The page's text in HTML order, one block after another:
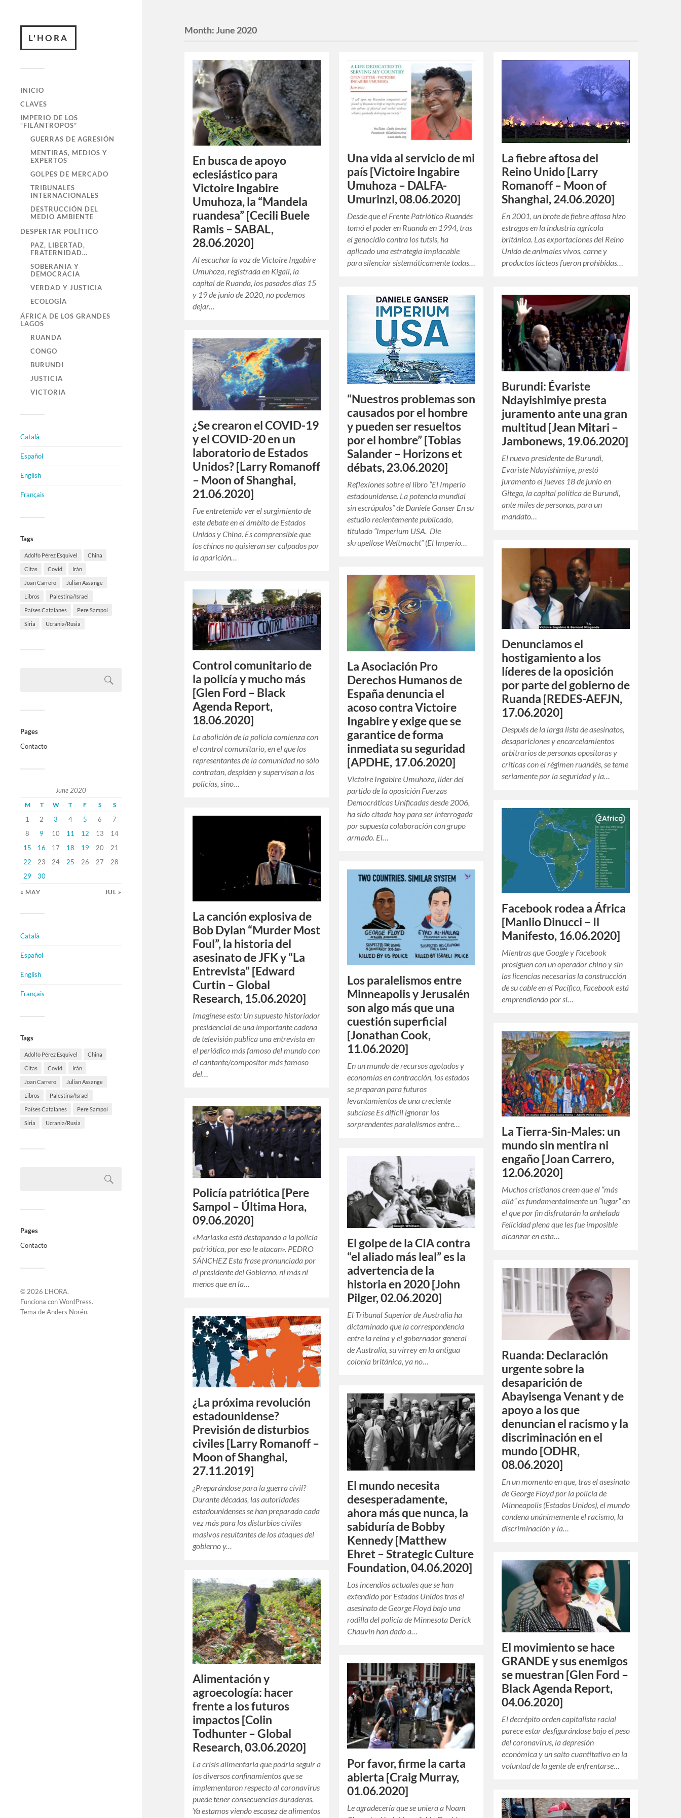
L'HORA
INICIO
CLAVES
IMPERIO DE LOS
“FILÁNTROPOS”
GUERRAS DE AGRESIÓN
MENTIRAS, MEDIOS Y
EXPERTOS
GOLPES DE MERCADO
TRIBUNALES
INTERNACIONALES
DESTRUCCIÓN DEL
MEDIO AMBIENTE
DESPERTAR POLÍTICO
PAZ, LIBERTAD,
FRATERNIDAD…
SOBERANIA Y
DEMOCRACIA
VERDAD Y JUSTICIA
ECOLOGÍA
ÁFRICA DE LOS GRANDES
LAGOS
RUANDA
CONGO
BURUNDI
JUSTICIA
VICTORIA
Català
Español
English
Français
Tags
Adolfo Pérez Esquivel China
Citas Covid Irán
Joan Carrero Julian Assange
Libros Palestina/Israel
Países Catalanes Pere Sampol
Siria Ucrania/Rusia
Pages
Contacto
June 2020
M T W T F S S
1 2 3 4 5 6
7
8
9 10 11 12 13
14
15
16 17 18 19 20
21
22
23 24 25 26 27
28
29
30
« MAY JUL »
Català
Español
English
Français
Tags
Adolfo Pérez Esquivel China
Citas Covid Irán
Joan Carrero Julian Assange
Libros Palestina/Israel
Países Catalanes Pere Sampol
Siria Ucrania/Rusia
Pages
Contacto
© 2026 L'HORA.
Funciona conWordPress.
Tema deAnders Norén.
Month:June 2020
En busca de apoyo
eclesiástico para
Victoire Ingabire
Umuhoza, la “Mandela
ruandesa” [Cecili Buele
Ramis – SABAL,
28.06.2020]
Al escuchar la voz de Victoire Ingabire
Umuhoza, registrada en Kigali, la
capital de Ruanda, los pasados ​​días 15
y 19 de junio de 2020, no podemos
dejar…
Una vida al servicio de mi
país [Victoire Ingabire
Umuhoza – DALFA-
Umurinzi, 08.06.2020]
Desde que el Frente Patriótico Ruandés
tomó el poder en Ruanda en 1994, tras
el genocidio contra los tutsis, ha
aplicado una estrategia implacable
para silenciar sistemáticamente todas…
La fiebre aftosa del
Reino Unido [Larry
Romanoff – Moon of
Shanghai, 24.06.2020]
En 2001, un brote de fiebre aftosa hizo
estragos en la industria agrícola
británica. Las exportaciones del Reino
Unido de animales vivos, carne y
productos lácteos fueron prohibidas…
“Nuestros problemas son
causados por el hombre
y pueden ser resueltos
por el hombre” [Tobias
Salander – Horizons et
débats, 23.06.2020]
Reflexiones sobre el libro “El Imperio
estadounidense. La potencia mundial
sin escrúpulos” de Daniele Ganser En su
estudio recientemente publicado,
titulado “Imperium USA. Die
skrupellose Weltmacht” (El Imperio…
Burundi: Évariste
Ndayishimiye presta
juramento ante una gran
multitud [Jean Mitari –
Jambonews, 19.06.2020]
El nuevo presidente de Burundi,
Evariste Ndayishimiye, prestó
juramento el jueves 18 de junio en
Gitega, la capital política de Burundi,
ante miles de personas, para un
mandato…
¿Se crearon el COVID-19
y el COVID-20 en un
laboratorio de Estados
Unidos? [Larry Romanoff
– Moon of Shanghai,
21.06.2020]
Fue entretenido ver el surgimiento de
este debate en el ámbito de Estados
Unidos y China. Es comprensible que
los chinos no quisieran ser culpados por
la aparición…
Denunciamos el
hostigamiento a los
líderes de la oposición
por parte del gobierno de
Ruanda [REDES-AEFJN,
17.06.2020]
Después de la larga lista de asesinatos,
desapariciones y encarcelamientos
arbitrarios de personas opositoras y
críticas con el régimen ruandés, se teme
seriamente por la seguridad y la…
La Asociación Pro
Derechos Humanos de
España denuncia el
acoso contra Victoire
Ingabire y exige que se
garantice de forma
inmediata su seguridad
[APDHE, 17.06.2020]
Victoire Ingabire Umuhoza, líder del
partido de la oposición Fuerzas
Democráticas Unificadas desde 2006,
ha sido citada hoy para ser interrogada
por supuesta colaboración con grupo
armado. El…
Control comunitario de
la policía y mucho más
[Glen Ford – Black
Agenda Report,
18.06.2020]
La abolición de la policía comienza con
el control comunitario, en el que los
representantes de la comunidad no sólo
contratan, despiden y supervisan a los
policías, sino…
Facebook rodea a África
[Manlio Dinucci – Il
Manifesto, 16.06.2020]
Mientras que Google y Facebook
prosiguen con un operador chino y sin
las licencias necesarias la construcción
de su cable en el Pacífico, Facebook está
emprendiendo por sí…
La canción explosiva de
Bob Dylan “Murder Most
Foul”, la historia del
asesinato de JFK y “La
Entrevista” [Edward
Curtin – Global
Research, 15.06.2020]
Imagínese esto: Un supuesto historiador
presidencial de una importante cadena
de televisión publica una entrevista en
el periódico más famoso del mundo con
el cantante/compositor más famoso
del…
Los paralelismos entre
Minneapolis y Jerusalén
son algo más que una
cuestión superficial
[Jonathan Cook,
11.06.2020]
En un mundo de recursos agotados y
economías en contracción, los estados
se preparan para futuros
levantamientos de una creciente
subclase Es difícil ignorar los
sorprendentes paralelismos entre…
La Tierra-Sin-Males: un
mundo sin mentira ni
engaño [Joan Carrero,
12.06.2020]
Muchos cristianos creen que el “más
allá” es fundamentalmente un “lugar” en
el que por fin disfrutarán la anhelada
Felicidad plena que les fue imposible
alcanzar en esta…
Policía patriótica [Pere
Sampol – Última Hora,
09.06.2020]
«Marlaska está destapando a la policía
patriótica, por eso le atacan». PEDRO
SÁNCHEZ Esta frase pronunciada por
el presidente del Gobierno, ni más ni
menos que en la…
El golpe de la CIA contra
“el aliado más leal” es la
advertencia de la
historia en 2020 [John
Pilger, 02.06.2020]
El Tribunal Superior de Australia ha
dictaminado que la correspondencia
entre la reina y el gobernador general
de Australia, su virrey en la antigua
colonia británica, ya no…
Ruanda: Declaración
urgente sobre la
desaparición de
Abayisenga Venant y de
apoyo a los que
denuncian el racismo y la
discriminación en el
mundo [ODHR,
08.06.2020]
En un momento en que, tras el asesinato
de George Floyd por la policía de
Minneapolis (Estados Unidos), el mundo
condena unánimemente el racismo, la
discriminación y la…
¿La próxima revolución
estadounidense?
Previsión de disturbios
civiles [Larry Romanoff –
Moon of Shanghai,
27.11.2019]
¿Preparándose para la guerra civil?
Durante décadas, las autoridades
estadounidenses se han preparado cada
vez más para los disturbios civiles
masivos resultantes de los ataques del
gobierno y…
El mundo necesita
desesperadamente,
ahora más que nunca, la
sabiduría de Bobby
Kennedy [Matthew
Ehret – Strategic Culture
Foundation, 04.06.2020]
Los incendios actuales que se han
extendido por Estados Unidos tras el
asesinato de George Floyd bajo una
rodilla del policía de Minnesota Derick
Chauvin han dado a…
El movimiento se hace
GRANDE y sus enemigos
se muestran [Glen Ford –
Black Agenda Report,
04.06.2020]
El decrépito orden capitalista racial
parece estar desfigurándose bajo el peso
del coronavirus, la depresión
económica y un salto cuantitativo en la
voluntad de la gente de enfrentarse…
Alimentación y
agroecología: hacer
frente a los futuros
impactos [Colin
Todhunter – Global
Research, 03.06.2020]
La crisis alimentaria que podría seguir a
los diversos confinamientos que se
implementaron respecto al coronavirus
puede tener consecuencias duraderas.
Ya estamos viendo escasez de alimentos
Por favor, firme la carta
abierta [Craig Murray,
01.06.2020]
Le agradecería que se uniera a Noam